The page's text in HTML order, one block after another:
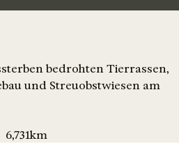
bedrohten Tierrassen,
und Streuobstwiesen am
6,731km